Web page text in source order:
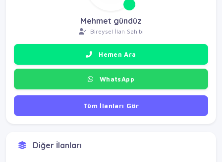
Mehmet gündüz
Bireysel İlan Sahibi
Hemen Ara
WhatsApp
Tüm İlanları Gör
Diğer İlanları